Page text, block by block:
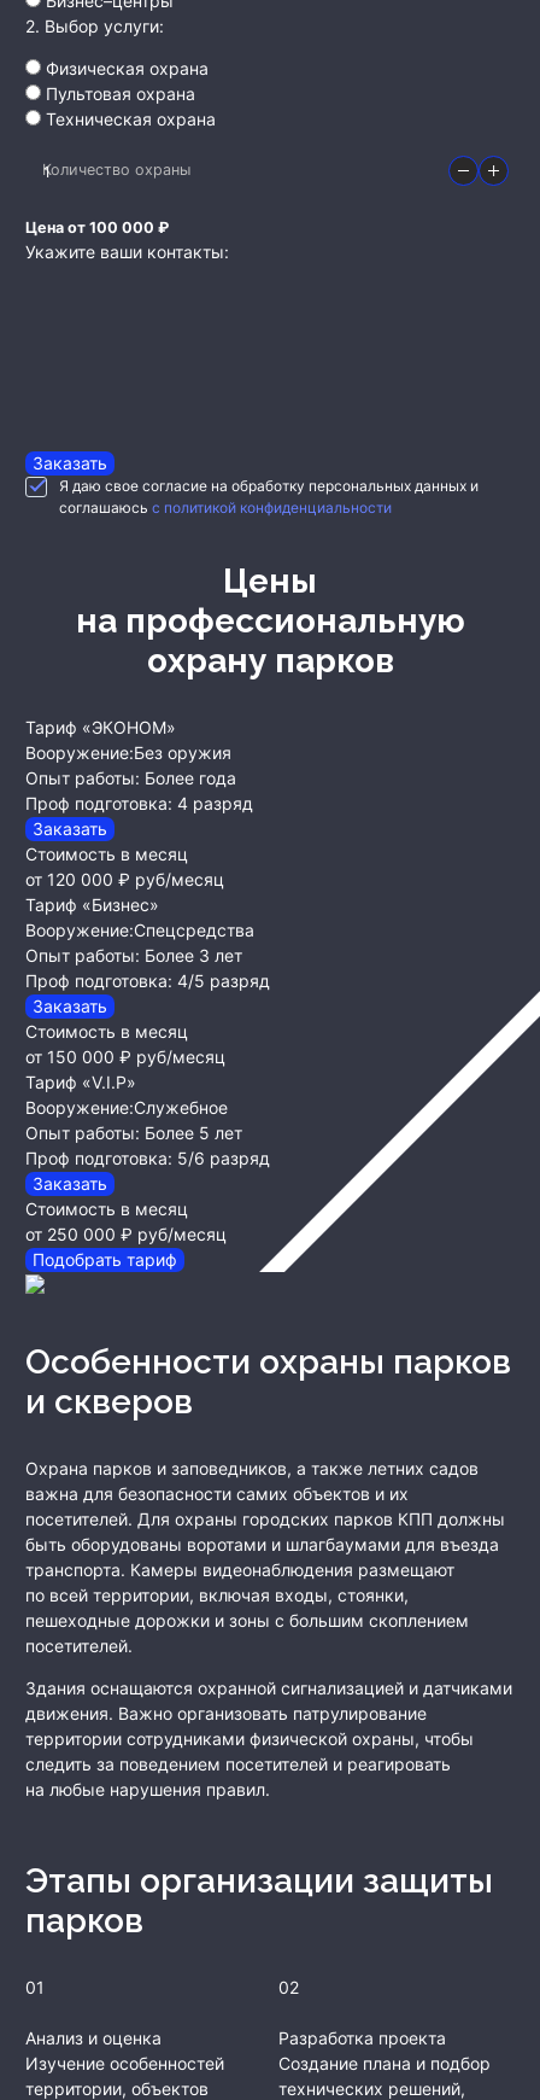
2. Выбор услуги:
Физическая охрана
Пультовая охрана
Техническая охрана
Количество охраны
Цена от 100 000 ₽
Укажите ваши контакты:
Заказать
Я даю свое согласие на обработку персональных данных и
соглашаюсь с политикой конфиденциальности
Цены
на профессиональную
охрану парков
Тариф «ЭКОНОМ»
Вооружение:Без оружия
Опыт работы: Более года
Проф подготовка: 4 разряд
Заказать
Стоимость в месяц
от 120 000 ₽ руб/месяц
Тариф «Бизнес»
Вооружение:Спецсредства
Опыт работы: Более 3 лет
Проф подготовка: 4/5 разряд
Заказать
Стоимость в месяц
от 150 000 ₽ руб/месяц
Тариф «V.I.P»
Вооружение:Служебное
Опыт работы: Более 5 лет
Проф подготовка: 5/6 разряд
Заказать
Стоимость в месяц
от 250 000 ₽ руб/месяц
Подобрать тариф
Особенности охраны парков
и скверов
Охрана парков и заповедников, а также летних садов
важна для безопасности самих объектов и их
посетителей. Для охраны городских парков КПП должны
быть оборудованы воротами и шлагбаумами для въезда
транспорта. Камеры видеонаблюдения размещают
по всей территории, включая входы, стоянки,
пешеходные дорожки и зоны с большим скоплением
посетителей.
Здания оснащаются охранной сигнализацией и датчиками
движения. Важно организовать патрулирование
территории сотрудниками физической охраны, чтобы
следить за поведением посетителей и реагировать
на любые нарушения правил.
Этапы организации защиты
парков
01
Анализ и оценка
Изучение особенностей
территории, объектов
02
Разработка проекта
Создание плана и подбор
технических решений,